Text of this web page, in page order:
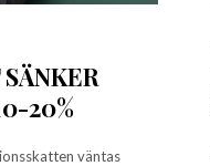
20%
väntas